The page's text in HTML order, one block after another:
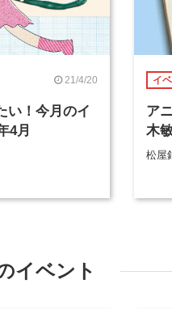
21/4/20
い！今月のイ
4月
イ
ア
木
松屋
イベント